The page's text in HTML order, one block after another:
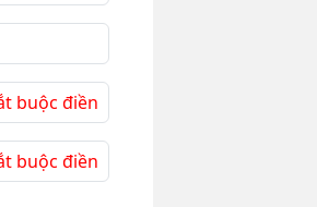
buộc điền
buộc điền